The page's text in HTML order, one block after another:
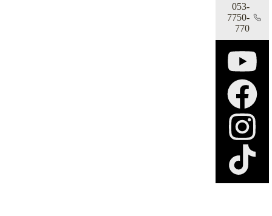
053-
7750-
770